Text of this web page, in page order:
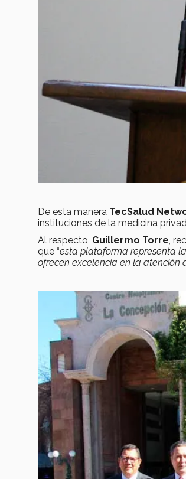
De esta manera TecSalud
instituciones de la medicina
Al respecto, Guillermo Torre ,
que “esta plataforma representa
ofrecen excelencia en la atención